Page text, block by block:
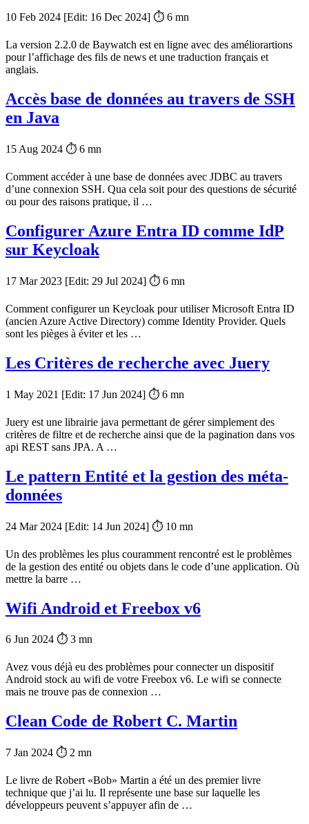
10 Feb 2024 [Edit: 16 Dec 2024] ⏱ 6 mn
La version 2.2.0 de Baywatch est en ligne avec des améliorartions
pour l’affichage des fils de news et une traduction français et
anglais.
Accès base de données au travers de SSH
en Java
15 Aug 2024 ⏱ 6 mn
Comment accéder à une base de données avec JDBC au travers
d’une connexion SSH. Qua cela soit pour des questions de sécurité
ou pour des raisons pratique, il …
Configurer Azure Entra ID comme IdP
sur Keycloak
17 Mar 2023 [Edit: 29 Jul 2024] ⏱ 6 mn
Comment configurer un Keycloak pour utiliser Microsoft Entra ID
(ancien Azure Active Directory) comme Identity Provider. Quels
sont les pièges à éviter et les …
Les Critères de recherche avec Juery
1 May 2021 [Edit: 17 Jun 2024] ⏱ 6 mn
Juery est une librairie java permettant de gérer simplement des
critères de filtre et de recherche ainsi que de la pagination dans vos
api REST sans JPA. A …
Le pattern Entité et la gestion des méta-
données
24 Mar 2024 [Edit: 14 Jun 2024] ⏱ 10 mn
Un des problèmes les plus couramment rencontré est le problèmes
de la gestion des entité ou objets dans le code d’une application. Où
mettre la barre …
Wifi Android et Freebox v6
6 Jun 2024 ⏱ 3 mn
Avez vous déjà eu des problèmes pour connecter un dispositif
Android stock au wifi de votre Freebox v6. Le wifi se connecte
mais ne trouve pas de connexion …
Clean Code de Robert C. Martin
7 Jan 2024 ⏱ 2 mn
Le livre de Robert «Bob» Martin a été un des premier livre
technique que j’ai lu. Il représente une base sur laquelle les
développeurs peuvent s’appuyer afin de …